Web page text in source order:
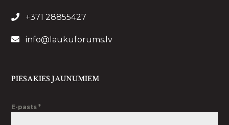
+371 28855427
info@laukuforums.lv
PIESAKIES JAUNUMIEM
E-pasts*